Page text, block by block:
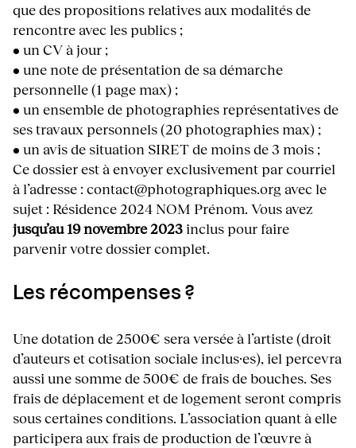
que des propositions relatives aux modalités de
rencontre avec les publics ;
• un CV à jour ;
• une note de présentation de sa démarche
personnelle (1 page max) ;
• un ensemble de photographies représentatives de
ses travaux personnels (20 photographies max) ;
• un avis de situation SIRET de moins de 3 mois ;
Ce dossier est à envoyer exclusivement par courriel
à l’adresse : contact@photographiques.org avec le
sujet : Résidence 2024 NOM Prénom. Vous avez
jusqu’au 19 novembre 2023inclus pour faire
parvenir votre dossier complet.
Les récompenses ?
Une dotation de 2500€ sera versée à l’artiste (droit
d’auteurs et cotisation sociale inclus·es), iel percevra
aussi une somme de 500€ de frais de bouches. Ses
frais de déplacement et de logement seront compris
sous certaines conditions. L’association quant à elle
participera aux frais de production de l’œuvre à